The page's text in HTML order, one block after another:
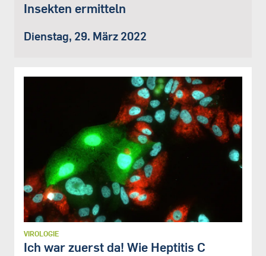
Insekten ermitteln
Dienstag, 29. März 2022
VIROLOGIE
Ich war zuerst da! Wie Heptitis C